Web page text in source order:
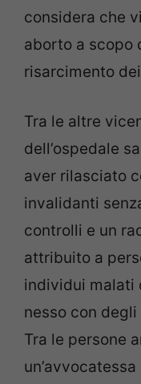
considera che
aborto a scopo
risarcimento
Tra le altre
dell’ospedale
aver rilasciato
invalidanti
controlli e un
attribuito a
individui malati
nesso con
Tra le persone